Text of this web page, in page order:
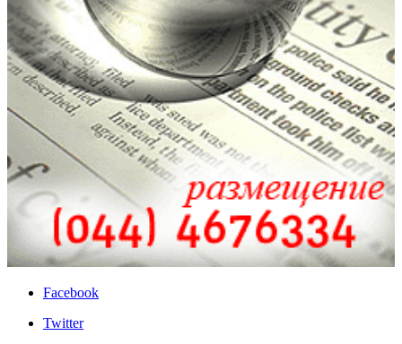
Facebook
Twitter